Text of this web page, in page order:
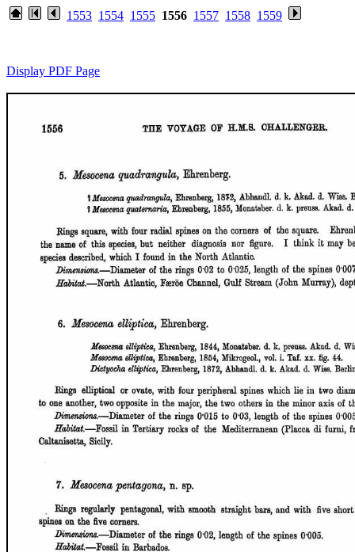
1553 1554 1555 1556 1557 1558 1559
Display PDF Page